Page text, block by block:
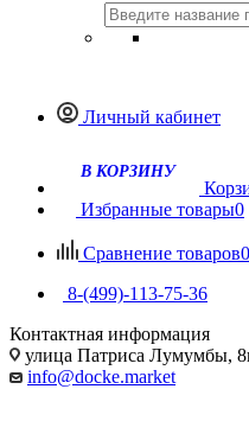
Личный кабинет
Избранные товары0
Сравнение товаров0
8-(499)-113-75-36
Контактная информация
улица Патриса Лумумбы,
info@docke.market